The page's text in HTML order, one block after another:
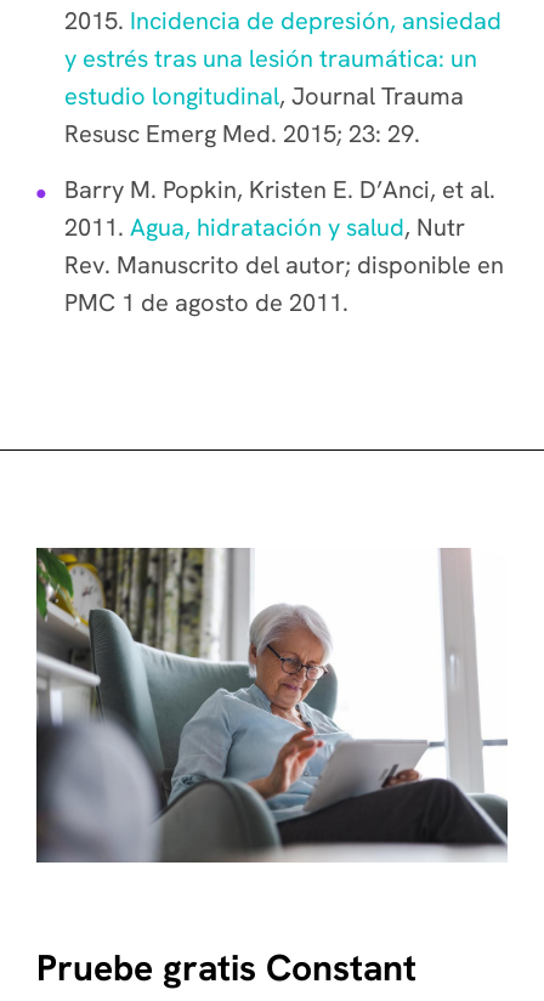
2015. Incidencia de depresión, ansiedad
y estrés tras una lesión traumática: un
estudio longitudinal, Journal Trauma
Resusc Emerg Med. 2015; 23: 29.
Barry M. Popkin, Kristen E. D’Anci, et al.
2011. Agua, hidratación y salud, Nutr
Rev. Manuscrito del autor; disponible en
PMC 1 de agosto de 2011.
Pruebe gratis Constant